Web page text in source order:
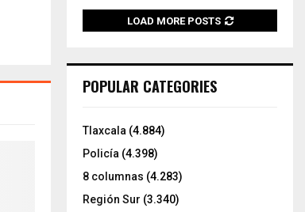
LOAD MORE POSTS
POPULAR CATEGORIES
Tlaxcala (4.884)
Policía (4.398)
8 columnas (4.283)
Región Sur (3.340)